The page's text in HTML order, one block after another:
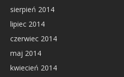
sierpień 2014
lipiec 2014
czerwiec 2014
maj 2014
kwiecień 2014